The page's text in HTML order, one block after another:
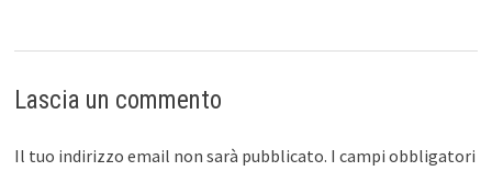
Lascia un commento
Il tuo indirizzo email non sarà pubblicato. I campi obbligatori